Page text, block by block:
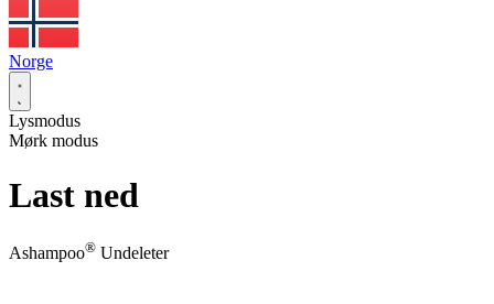
Norge
Lysmodus
Mørk modus
Last ned
Ashampoo® Undeleter